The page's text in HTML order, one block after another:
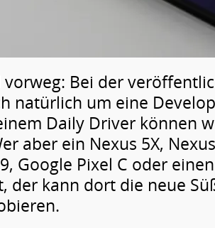
vorweg: Bei der
natürlich um eine
Daily Driver können
aber ein Nexus 5X,
Google Pixel C oder
der kann dort die neue